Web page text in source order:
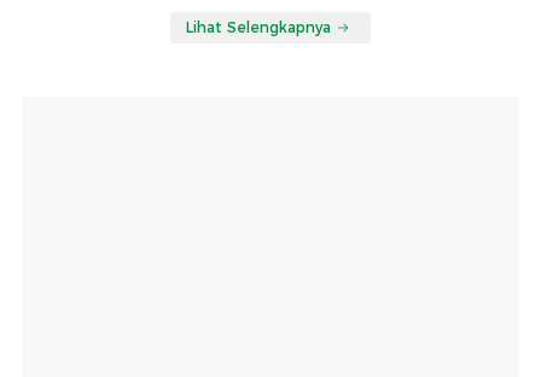
Lihat Selengkapnya